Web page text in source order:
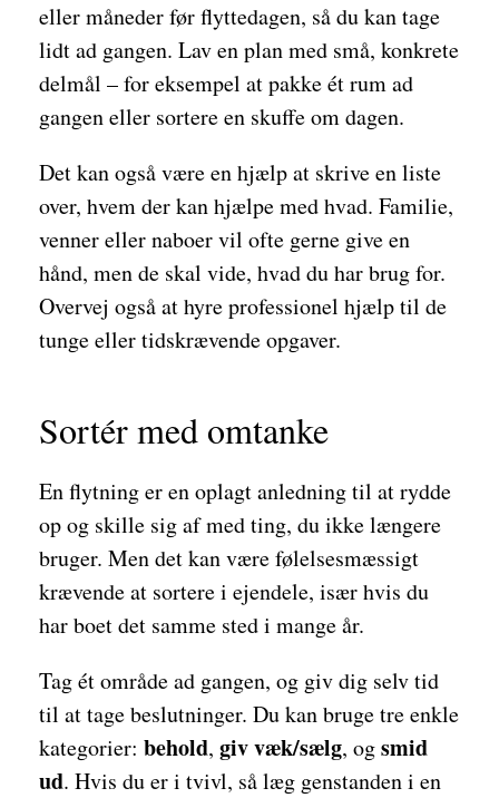
eller måneder før flyttedagen, så du kan tage
lidt ad gangen. Lav en plan med små, konkrete
delmål – for eksempel at pakke ét rum ad
gangen eller sortere en skuffe om dagen.
Det kan også være en hjælp at skrive en liste
over, hvem der kan hjælpe med hvad. Familie,
venner eller naboer vil ofte gerne give en
hånd, men de skal vide, hvad du har brug for.
Overvej også at hyre professionel hjælp til de
tunge eller tidskrævende opgaver.
Sortér med omtanke
En flytning er en oplagt anledning til at rydde
op og skille sig af med ting, du ikke længere
bruger. Men det kan være følelsesmæssigt
krævende at sortere i ejendele, især hvis du
har boet det samme sted i mange år.
Tag ét område ad gangen, og giv dig selv tid
til at tage beslutninger. Du kan bruge tre enkle
kategorier: behold, giv væk/sælg, ogsmid
ud. Hvis du er i tvivl, så læg genstanden i en